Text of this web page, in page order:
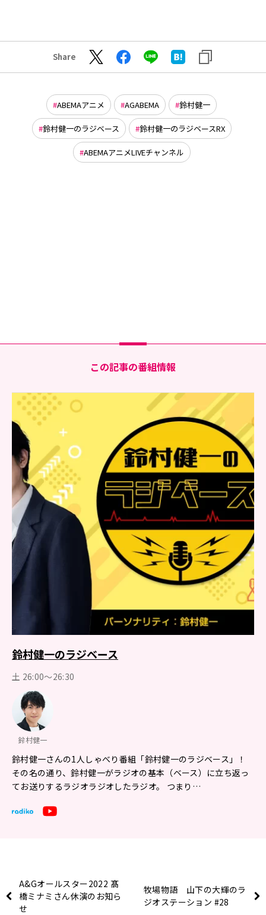
Share
ABEMAアニメ AGABEMA 鈴村健一
鈴村健一のラジベース 鈴村健一のラジベースRX
ABEMAアニメLIVEチャンネル
この記事の番組情報
鈴村健一のラジベース
土 26:00～26:30
鈴村健一
鈴村健一さんの1人しゃべり番組「鈴村健一のラジベース」！
その名の通り、鈴村健一がラジオの基本（ベース）に立ち返っ
てお送りするラジオラジオしたラジオ。 つまり…
A&Gオールスター2022 髙
橋ミナミさん休演のお知ら
せ
牧場物語 山下の大輝のラ
ジオステーション #28